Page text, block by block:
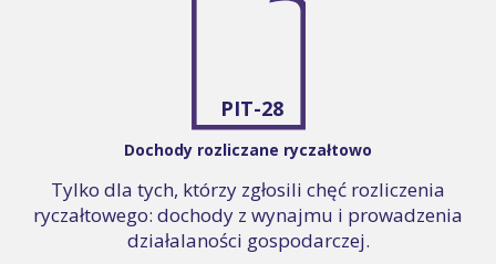
PIT-28
Dochody rozliczane ryczałtowo
Tylko dla tych, którzy zgłosili chęć rozliczenia
ryczałtowego: dochody z wynajmu i prowadzenia
działalaności gospodarczej.